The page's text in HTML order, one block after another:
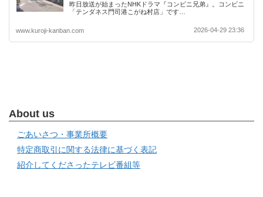
昨日放送が始まったNHKドラマ『コンビニ兄弟』。コンビニ
「テンダネス門司港こがね村店」です…
www.kuroji-kanban.com 2026-04-29 23:36
About us
ごあいさつ・事業所概要
特定商取引に関する法律に基づく表記
紹介してくださったテレビ番組等